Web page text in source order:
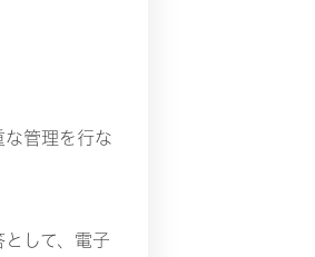
管理を行な
して、電子